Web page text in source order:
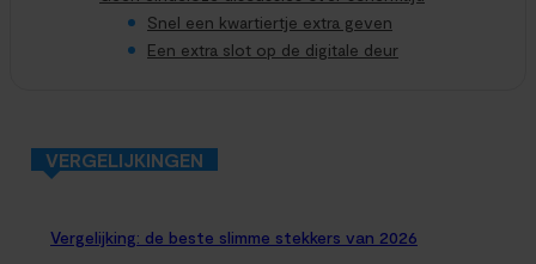
Snel een kwartiertje extra geven
Een extra slot op de digitale deur
VERGELIJKINGEN
Vergelijking: de beste slimme stekkers van 2026